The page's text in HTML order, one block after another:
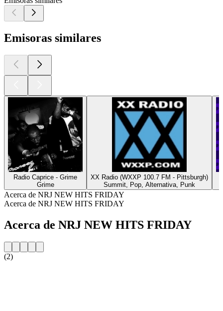
Emisoras similares
Radio Caprice - Grime
Grime
XX Radio (WXXP 100.7 FM - Pittsburgh)
Summit, Pop, Alternativa, Punk
Acerca de NRJ NEW HITS FRIDAY
Acerca de NRJ NEW HITS FRIDAY
Acerca de NRJ NEW HITS FRIDAY
(2)